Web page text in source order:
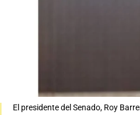
El presidente del Senado, Roy